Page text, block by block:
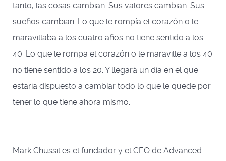
tanto, las cosas cambian. Sus valores cambian. Sus
sueños cambian. Lo que le rompía el corazón o le
maravillaba a los cuatro años no tiene sentido a los
40. Lo que le rompa el corazón o le maraville a los 40
no tiene sentido a los 20. Y llegará un día en el que
estaría dispuesto a cambiar todo lo que le quede por
tener lo que tiene ahora mismo.
---
Mark Chussil es el fundador y el CEO de Advanced